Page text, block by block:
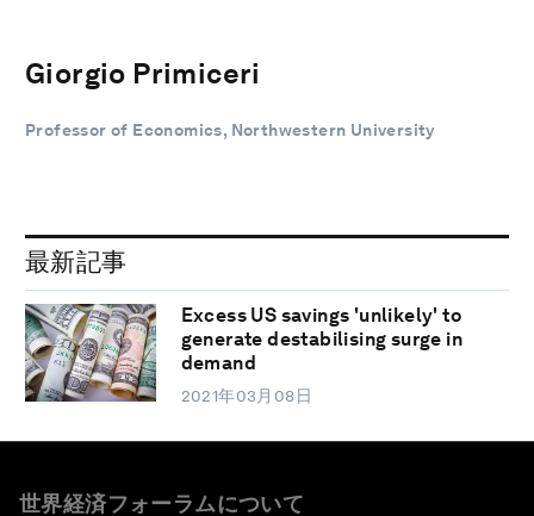
Giorgio Primiceri
Professor of Economics, Northwestern University
最新記事
Excess US savings 'unlikely' to
generate destabilising surge in
demand
2021年03月08日
世界経済フォーラムについて